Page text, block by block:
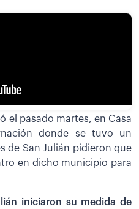
el pasado martes, en Casa
donde se tuvo un
de San Julián pidieron que
en dicho municipio para
iniciaron su medida de